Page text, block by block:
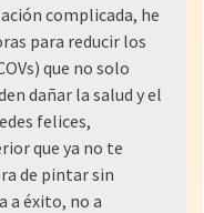
complicada, he
para reducir los
que no solo
dañar la salud y el
felices,
que ya no te
de pintar sin
a éxito, no a